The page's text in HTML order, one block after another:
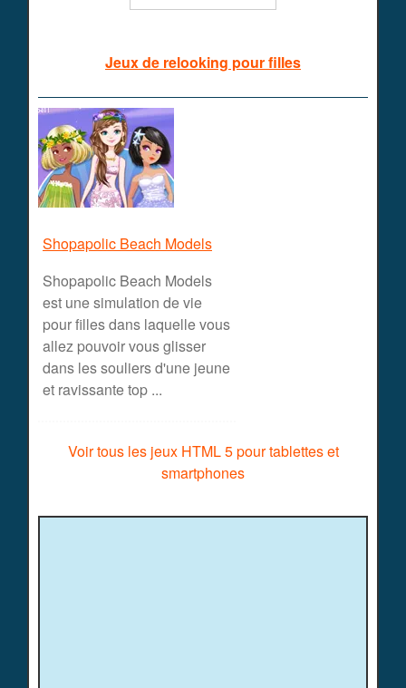
Jeux de relooking pour filles
Shopapolic Beach Models
Shopapolic Beach Models
est une simulation de vie
pour filles dans laquelle vous
allez pouvoir vous glisser
dans les souliers d'une jeune
et ravissante top ...
Voir tous les jeux HTML 5 pour tablettes et
smartphones